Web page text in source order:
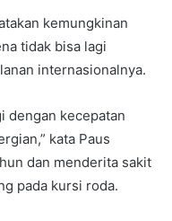
kemungkinan
tidak bisa lagi
internasionalnya.
dengan kecepatan
kata Paus
dan menderita sakit
pada kursi roda.